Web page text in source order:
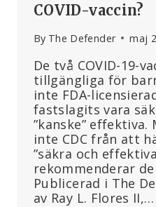
COVID-vaccin?
By The Defender maj
De två COVID-19-
tillgängliga för
inte FDA-
fastslagits vara
”kanske”
inte CDC från att
”säkra och
rekommenderar
Publicerad i The
av Ray L. Flores II,…